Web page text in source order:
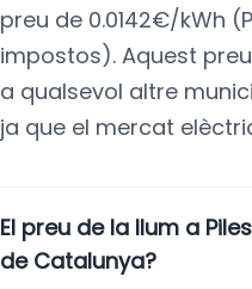
preu de 0.0142€/kWh
impostos). Aquest
a qualsevol altre
ja que el mercat
El preu de la llum a
de Catalunya?